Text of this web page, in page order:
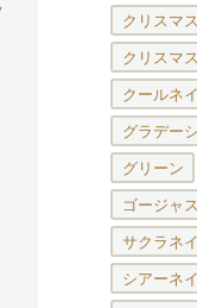
クリスマ
クリスマ
クールネ
グラデー
グリーン
ゴージャ
サクラネ
シアーネ